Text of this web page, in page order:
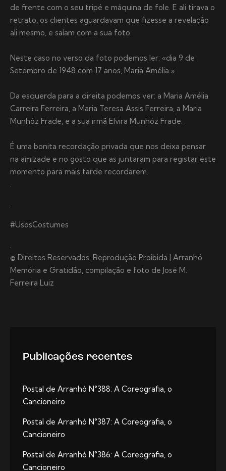
de frente com o seu tripé e máquina de fole. E ali tirava o
retrato, os clientes aguardavam que fizesse a revelação
ali mesmo, e saíam com a sua foto.
Neste caso no verso da foto podemos ler: «dia 9 de
Setembro de 1948 com 17 anos, Maria Amélia.»
Da esquerda para a direita podemos ver: a Maria Amélia
Carreira Ferreira, a Maria Teresa Assis Ferreira, a Maria
Munhóz Frade, e a sua irmã Elvira Munhóz Frade.
É uma bonita recordação privada que nos deixa pensar
na amizade e no gosto que as juntaram para registar este
momento para mais tarde recordarem.
.
.
#UsosCostumes
.
© Direitos Reservados, Reprodução Proibida | Arranhó
Memória e Gratidão, compilação e foto de José M.
Ferreira Luiz
Publicações recentes
Postal de Arranhó N°388: A Coreografia, o
Cancioneiro
Postal de Arranhó N°387: A Coreografia, o
Cancioneiro
Postal de Arranhó N°386: A Coreografia, o
Cancioneiro